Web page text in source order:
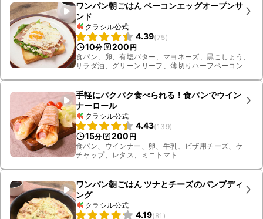
ワンパン朝ごはん ベーコンエッグオープンサ
ンド
クラシル公式
4.39(75)
10分 200 円
食パン、卵、有塩バター、マヨネーズ、黒こしょう、
サラダ油、グリーンリーフ、薄切りハーフベーコン
手軽にパクパク食べられる！食パンでウイン
ナーロール
クラシル公式
4.43(139)
15分 200 円
食パン、ウインナー、卵、牛乳、ピザ用チーズ、ケ
チャップ、レタス、ミニトマト
ワンパン朝ごはん ツナとチーズのパンプディ
ング
クラシル公式
4.19(81 )